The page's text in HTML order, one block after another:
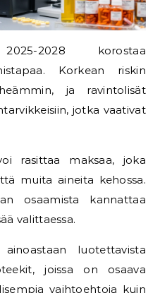
2025-2028 korostaa
Korkean riskin
ja ravintolisät
jotka vaativat
rasittaa maksaa, joka
muita aineita kehossa.
osaamista kannattaa
valittaessa.
luotettavista
joissa on osaava
vaihtoehtoja kuin